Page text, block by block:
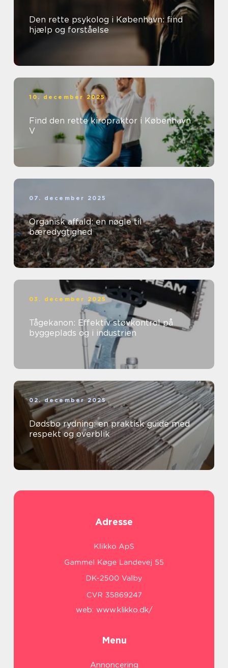
Den rette psykolog i København: find
hjælp og forståelse
10. december 2025
Find den rette kiropraktor i København
V
07. december 2025
Organisk affald: en nøgle til
bæredygtighed
03. december 2025
Tågekanon: Effektiv støvkontrol på
byggeplads og i industrien
02. december 2025
Dødsbo rydning: en praktisk guide med
respekt og overblik
Adresse
web: www.klikko.dk/
Menu
Annoncering